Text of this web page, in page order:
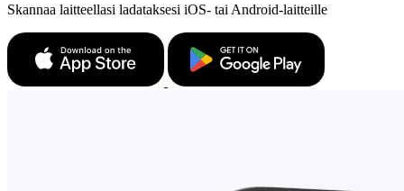
Skannaa laitteellasi ladataksesi iOS- tai Android-laitteille